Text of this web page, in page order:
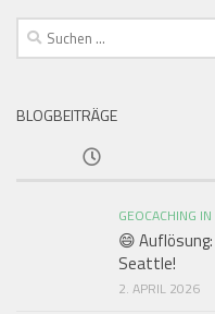
Suchen
nach:
BLOGBEITRÄGE
GEOCACHING
😄
Seattle!
2. APRIL 2026